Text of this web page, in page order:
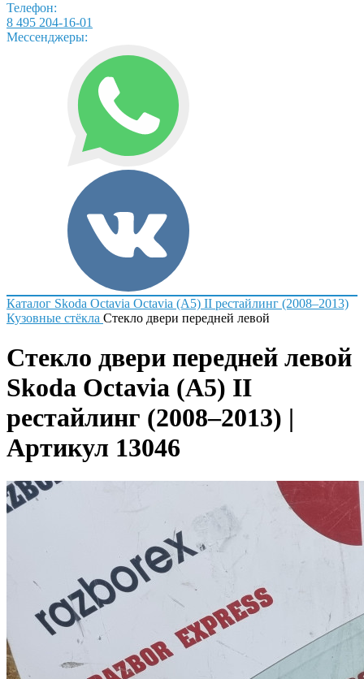
Телефон:
8 495 204-16-01
Мессенджеры:
Каталог Skoda Octavia Octavia (A5) II рестайлинг (2008–2013)
Кузовные стёкла Стекло двери передней левой
Стекло двери передней левой
Skoda Octavia (A5) II
рестайлинг (2008–2013) |
Артикул 13046